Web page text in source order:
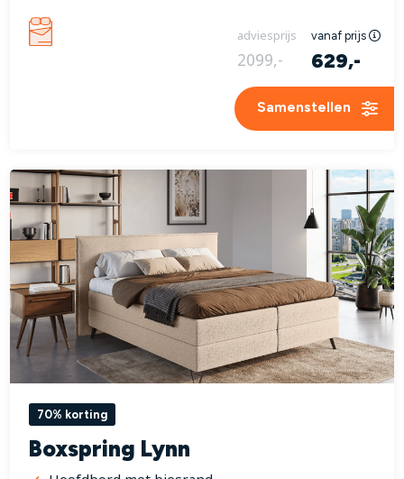
adviesprijs vanaf prijs
2099,- 629,-
Samenstellen
70% korting
Boxspring Lynn